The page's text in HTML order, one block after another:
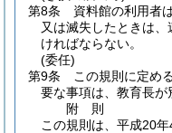
第8条
資料館の利用者
又は滅失したときは
ければならない。
(委任)
第9条
この規則に定め
要な事項は、教育長が
附 則
この規則は、平成20年